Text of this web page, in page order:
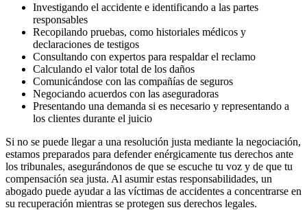
Investigando el accidente e identificando a las partes
responsables
Recopilando pruebas, como historiales médicos y
declaraciones de testigos
Consultando con expertos para respaldar el reclamo
Calculando el valor total de los daños
Comunicándose con las compañías de seguros
Negociando acuerdos con las aseguradoras
Presentando una demanda si es necesario y representando a
los clientes durante el juicio
Si no se puede llegar a una resolución justa mediante la negociación,
estamos preparados para defender enérgicamente tus derechos ante
los tribunales, asegurándonos de que se escuche tu voz y de que tu
compensación sea justa. Al asumir estas responsabilidades, un
abogado puede ayudar a las víctimas de accidentes a concentrarse en
su recuperación mientras se protegen sus derechos legales.